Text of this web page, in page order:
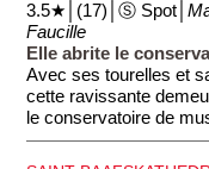
3.5★│(17)│Ⓢ Spot│
Faucille
Elle abrite le
Avec ses tourelles et
cette ravissante
le conservatoire de